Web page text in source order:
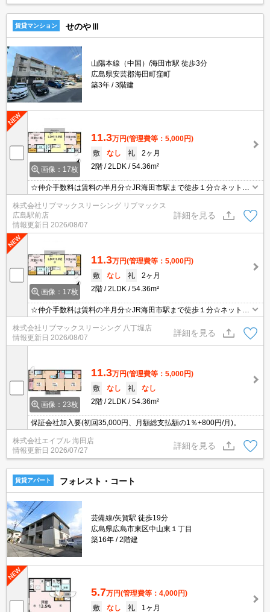
賃貸マンション せのやⅢ
山陽本線（中国）/海田市駅 徒歩3分
広島県安芸郡海田町窪町
築3年
3階建
画像：17枚
11.3万円(管理費等：5,000円)
敷
なし 礼
2ヶ月
2階
2LDK 54.36m²
☆仲介手数料は賃料の半月分☆JR海田市駅まで徒歩１分☆ネット無
料☆不在時にうれしい宅配ボックス☆追い焚き機能・浴室乾燥機な
ど水回り設備充実♪3口コンロの対面式システムキッチン☆近隣のス
ーパーやコンビニまで徒歩圏内でお買い物らくらく☆彡
株式会社リブマックスリーシング リブマックス
広島駅前店
情報更新日 2026/08/07
詳細を見る
画像：17枚
11.3万円(管理費等：5,000円)
敷
なし 礼
2ヶ月
2階
2LDK 54.36m²
☆仲介手数料は賃料の半月分☆JR海田市駅まで徒歩１分☆ネット無
料☆不在時にうれしい宅配ボックス☆追い焚き機能・浴室乾燥機な
ど水回り設備充実♪3口コンロの対面式システムキッチン☆近隣のス
ーパーやコンビニまで徒歩圏内でお買い物らくらく☆彡
株式会社リブマックスリーシング 八丁堀店
情報更新日 2026/08/07
詳細を見る
画像：23枚
11.3万円(管理費等：5,000円)
敷
なし 礼
なし
2階
2LDK 54.36m²
保証会社加入要(初回35,000円、月額総支払額の1％+800円/月)。
株式会社エイブル 海田店
情報更新日 2026/07/27
詳細を見る
賃貸アパート フォレスト・コート
芸備線/矢賀駅 徒歩19分
広島県広島市東区中山東１丁目
築16年
2階建
5.7万円(管理費等：4,000円)
敷
なし 礼
1ヶ月